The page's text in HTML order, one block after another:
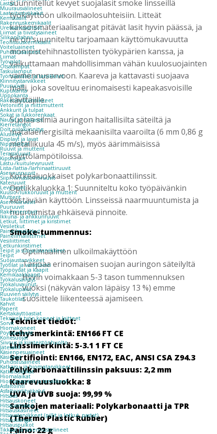
Lastat
Muurausvälineet
Laatoitustyökalut
Kemikaalit
Rakennuskemikaalit
Uretaanivaahdot
Liimat ja tiivistysaineet
Silikonitahna
Teollisuuskemikaalit
Voiteluaineet
Puhdistusaineet
Liimat
Työvalot
Otsalamput
Taskulamput
Työmaavalot ja tarvikkeet
Kiinnitys­tarvikkeet
Puuruuvit
Kupukanta
Uppokanta
Rakennuskiinnikkeet
Vetoniitit ja niittimutterit
Ankkurit ja tulpat
Sokat ja lukkorenkaat
Naulat ja hakaset
Kierretangot
Dolt piilokiinnitys
Aluslevyt
Displayt ja lavat
Nippusiteet
Ruuvit ja mutterit
Terassiruuvit
Kipsiruuvit
Lastu-/kuitulevyruuvit
Lista-/lattia-/laminaattiruuvit
Asennusruuvit
Siipi-/ilmastointiruuvit
Kateruuvit
Levyruuvit
Kuusio-/lukkoruuvit ja mutterit
Mutterit
Asennusruuvit
Puuruuvit
Rakenneruuvit
Ikkuna- ja ankkuriruuvit
Letkut, liittimet ja kiristimet
Vesiletkut
Paineilmaletkut
Paineilmaliittimet
Vesiliittimet
Letkunkiristimet
Teipit ja suojaustarvikkeet
Teipit
Suojaustarvikkeet
Työtilat ja varastointi
Työpöydät ja kaapit
Kemikaalikaapit
Työkalusäilytys
Työkaluvaunut
Työkalupakit
Ruuvien säilytys
Taukotilat
Kahvit
Paperit
Kertakäyttöastiat
Teknisen työn koneet ja laitteet
Sorvit
Hiomakoneet
Pöytäsirkkelit
Konesuojat
Siivous ja kiinteistönhuolto
Jätesäkit
Käsienpesuaineet
Käsidesit
Puhdistusaineet
Katkaisu- ja hiomatarvikkeet
Katkaisulaikat
Hiomalaikat
Hiomapaperit ja tarvikkeet
Asfaltointi
Asfaltointityökalut
Hitsaus
Hitsauskoneet
Hitsausmaskit
Hitsauskäsineet
Hitsaustarvikkeet (pillit ja letkut, pastat)
Hitsauslangat
Hitsauspuikot
Tikkaat ja rakennustelineet
suunnitellut kevyet suojalasit smoke linsseillä
työkäyttöön ulkoilmaolosuhteisiin. Litteät
kaksoismateriaalisangat pitävät lasit hyvin päässä, ja
ne on suunniteltu tarjoamaan käyttömukavuutta
monipistehihnastollisten työkypärien kanssa, ja
vaikuttamaan mahdollisimman vähän kuulosuojainten
vaimennusarvoon. Kaareva ja kattavasti suojaava
malli, joka soveltuu erinomaisesti kapeakasvoisille
käyttäjille.
Suojaa silmiä auringon haitallisilta säteiltä ja
matalaenergisiltä mekaanisilta vaaroilta (6 mm 0,86 g
metallikuula 45 m/s), myös äärimmäisissä
käyttölämpötiloissa.
Korkealuokkaiset polykarbonaattilinssit.
Optiikkaluokka 1: Suunniteltu koko työpäivänkin
kestävään käyttöön. Linsseissä naarmuuntumista ja
huurtumista ehkäisevä pinnoite.
Smoke-tummennus:
Optimaalinen ulkoilmakäyttöön
Tarjoaa erinomaisen suojan auringon säteilyltä
Hyvin voimakkaan 5-3 tason tummennuksen
vuoksi (näkyvän valon läpäisy 13 %) emme
suosittele liikenteessä ajamiseen.
Tekniset tiedot:
Kehysmerkintä: EN166 FT CE
Linssimerkintä: 5-3.1 1 FT CE
Sertifiointi: EN166, EN172, EAC, ANSI CSA Z94.3
Polykarbonaattilinssin paksuus: 2,2 mm
Kaarevuusluokka: 8
UVA ja UVB suoja: 99,99 %
Sankojen materiaali: Polykarbonaatti ja TPR
(Thermo Plastic Rubber)
Paino:22 g